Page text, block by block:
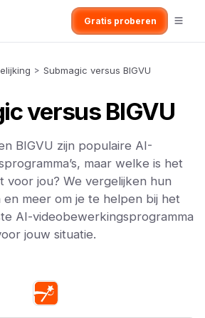
Gratis proberen
> Submagic versus BIGVU
versus BIGVU
BIGVU zijn populaire AI-
maar welke is het
voor jou? We vergelijken hun
meer om je te helpen bij het
AI-videobewerkingsprogramma
jouw situatie.